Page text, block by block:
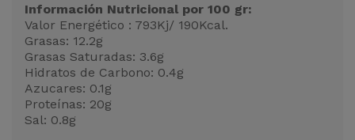
Información Nutricional por 100 gr:
Valor Energético : 793Kj/ 190Kcal.
Grasas: 12.2g
Grasas Saturadas: 3.6g
Hidratos de Carbono: 0.4g
Azucares: 0.1g
Proteínas: 20g
Sal: 0.8g